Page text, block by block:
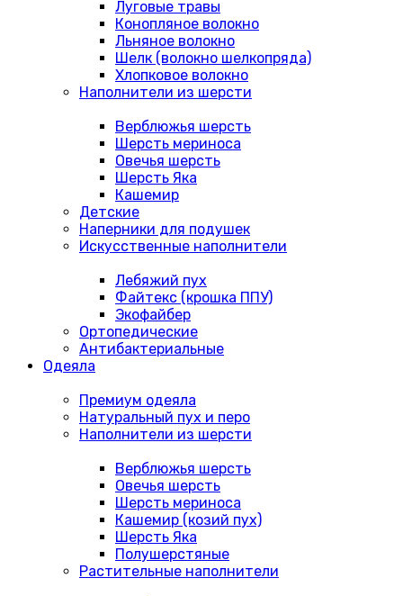
Луговые травы
Конопляное волокно
Льняное волокно
Шелк (волокно шелкопряда)
Хлопковое волокно
Наполнители из шерсти
Верблюжья шерсть
Шерсть мериноса
Овечья шерсть
Шерсть Яка
Кашемир
Детские
Наперники для подушек
Искусственные наполнители
Лебяжий пух
Файтекс (крошка ППУ)
Экофайбер
Ортопедические
Антибактериальные
Одеяла
Премиум одеяла
Натуральный пух и перо
Наполнители из шерсти
Верблюжья шерсть
Овечья шерсть
Шерсть мериноса
Кашемир (козий пух)
Шерсть Яка
Полушерстяные
Растительные наполнители